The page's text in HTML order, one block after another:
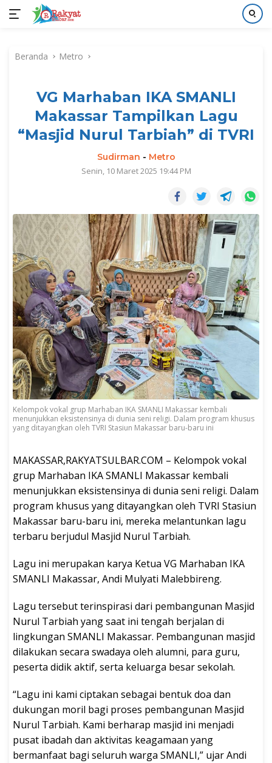
kontenBeranda Metro
VG Marhaban IKA SMANLI
Makassar Tampilkan Lagu
“Masjid Nurul Tarbiah” di TVRI
Sudirman - Metro
Senin, 10 Maret 2025 19:44 PM
Kelompok vokal grup Marhaban IKA SMANLI Makassar kembali
menunjukkan eksistensinya di dunia seni religi. Dalam program khusus
yang ditayangkan oleh TVRI Stasiun Makassar baru-baru ini
MAKASSAR,RAKYATSULBAR.COM – Kelompok vokal
grup Marhaban IKA SMANLI Makassar kembali
menunjukkan eksistensinya di dunia seni religi. Dalam
program khusus yang ditayangkan oleh TVRI Stasiun
Makassar baru-baru ini, mereka melantunkan lagu
terbaru berjudul Masjid Nurul Tarbiah.
Lagu ini merupakan karya Ketua VG Marhaban IKA
SMANLI Makassar, Andi Mulyati Malebbireng.
Lagu tersebut terinspirasi dari pembangunan Masjid
Nurul Tarbiah yang saat ini tengah berjalan di
lingkungan SMANLI Makassar. Pembangunan masjid
dilakukan secara swadaya oleh alumni, para guru,
peserta didik aktif, serta keluarga besar sekolah.
“Lagu ini kami ciptakan sebagai bentuk doa dan
dukungan moril bagi proses pembangunan Masjid
Nurul Tarbiah. Kami berharap masjid ini menjadi
pusat ibadah dan aktivitas keagamaan yang
bermanfaat bagi seluruh warga SMANLI,” ujar Andi